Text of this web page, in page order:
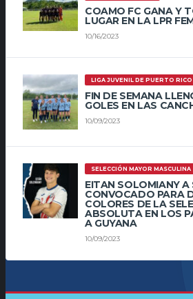
COAMO FC GANA Y
LUGAR EN LA LPR
10/16/2023
LIGA JUVENIL DE PUERTO RICO
FIN DE SEMANA
GOLES EN LAS
10/09/2023
SELECCIÓN MAYOR MASCULINA
EITAN SOLOMIANY A
CONVOCADO PARA
COLORES DE LA
ABSOLUTA EN LOS
A GUYANA
10/09/2023